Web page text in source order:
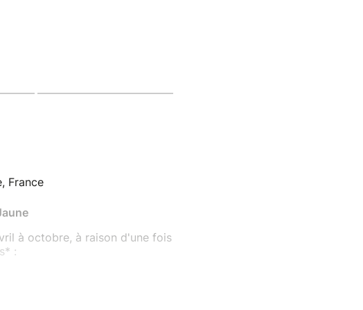
France
à octobre, à raison d'une fois
: